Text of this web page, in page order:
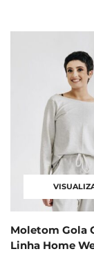
Moletom Gola
Linha Home